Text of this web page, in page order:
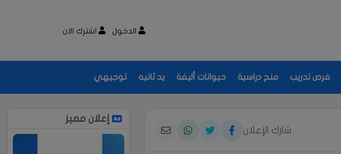
الدخول اشترك الان
فرص تدريب منح دراسية حيوانات أليفة يد ثانيه توجيهي
شارك الإعلان
إعلان مميز